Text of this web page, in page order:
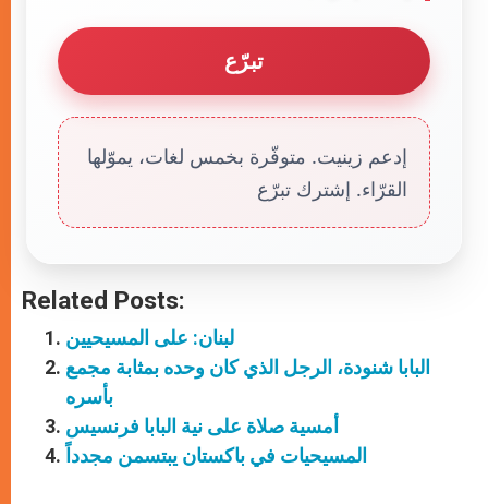
تبرّع
إدعم زينيت. متوفّرة بخمس لغات، يموّلها
القرّاء. إشترك تبرّع
Related Posts:
لبنان: على المسيحيين
البابا شنودة، الرجل الذي كان وحده بمثابة مجمع
بأسره
أمسية صلاة على نية البابا فرنسيس
المسيحيات في باكستان يبتسمن مجدداً